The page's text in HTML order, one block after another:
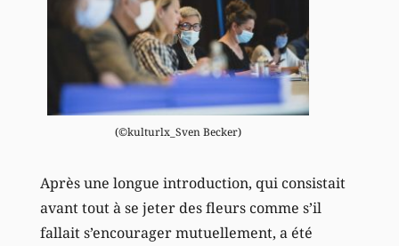
(©kulturlx_Sven Becker)
Après une longue introduction, qui consistait
avant tout à se jeter des fleurs comme s’il
fallait s’encourager mutuellement, a été